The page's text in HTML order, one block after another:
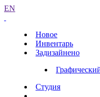
EN
Новое
Инвентарь
Задизайнено
Студия